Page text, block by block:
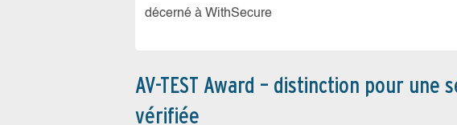
décerné à WithSecure
AV-TEST Award – distinction pour
vérifiée